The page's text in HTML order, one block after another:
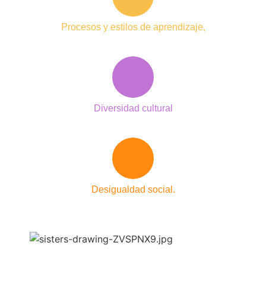
Procesos y estilos de aprendizaje,
Diversidad cultural
Desigualdad social.